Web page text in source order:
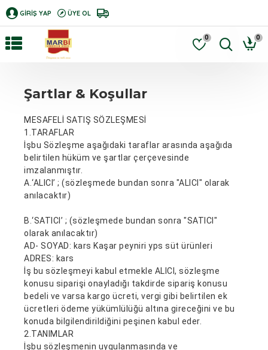
GIRIŞ YAP ÜYE OL
0 0
Şartlar & Koşullar
MESAFELİ SATIŞ SÖZLEŞMESİ
1.TARAFLAR
İşbu Sözleşme aşağıdaki taraflar arasında aşağıda
belirtilen hüküm ve şartlar çerçevesinde
imzalanmıştır.
A. ‘ALICI’ ; (sözleşmede bundan sonra "ALICI" olarak
anılacaktır)
B. ‘SATICI’ ; (sözleşmede bundan sonra "SATICI"
olarak anılacaktır)
AD- SOYAD: kars Kaşar peyniri yps süt ürünleri
ADRES: kars
İş bu sözleşmeyi kabul etmekle ALICI, sözleşme
konusu siparişi onayladığı takdirde sipariş konusu
bedeli ve varsa kargo ücreti, vergi gibi belirtilen ek
ücretleri ödeme yükümlülüğü altına gireceğini ve bu
konuda bilgilendirildiğini peşinen kabul eder.
2.TANIMLAR
İşbu sözleşmenin uygulanmasında ve